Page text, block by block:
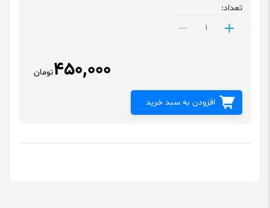
تعداد:
450,000تومان
افزودن به سبد خرید